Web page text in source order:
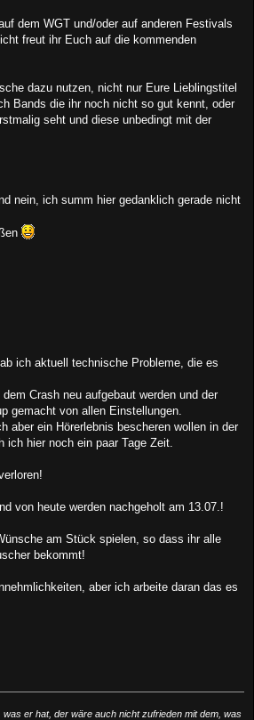
dem WGT und/oder auf anderen Festivals
freut ihr Euch auf die kommenden
dazu nutzen, nicht nur Eure Lieblingstitel
Bands die ihr noch nicht so gut kennt, oder
seht und diese unbedingt mit der
nein, ich summ hier gedanklich gerade nicht
ich aktuell technische Probleme, die es
Crash neu aufgebaut werden und der
gemacht von allen Einstellungen.
aber ein Hörerlebnis bescheren wollen in der
ich hier noch ein paar Tage Zeit.
von heute werden nachgeholt am 13.07.!
am Stück spielen, so dass ihr alle
bekommt!
aber ich arbeite daran das es
was er hat, der wäre auch nicht zufrieden mit dem, was